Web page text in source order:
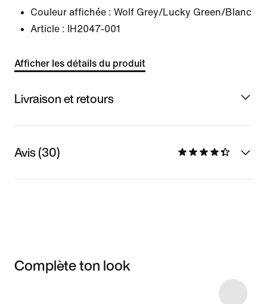
Couleur affichée : Wolf Grey/Lucky Green/Blanc
Article :
IH2047-001
Afficher les détails du produit
Livraison et retours
Avis (30)
Complète ton look